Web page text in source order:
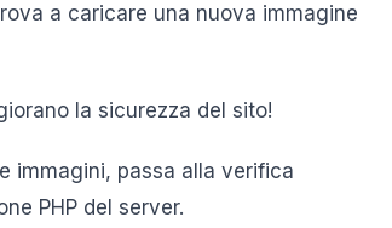
a caricare una nuova immagine
la sicurezza del sito!
immagini, passa alla verifica
PHP del server.